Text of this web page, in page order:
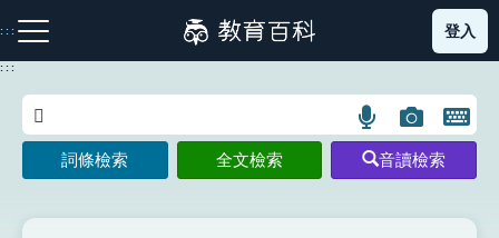
到
主
:::
注音索引圖示 筆畫索引圖示 部首索引表圖示
登入
:::
語
言
搜
圖
片
搜
開
鍵
圖
詞條檢索 全文檢索 音讀檢索